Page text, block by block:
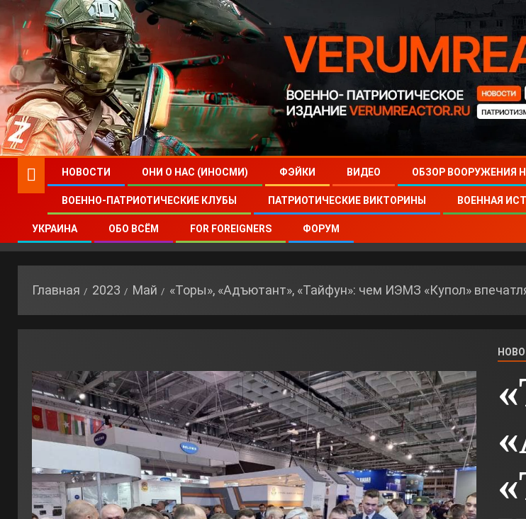
НОВОСТИ ОНИ О НАС (ИНОСМИ) ФЭЙКИ ВИДЕО ОБЗОР ВООРУЖЕНИЯ
ВОЕННО-ПАТРИОТИЧЕСКИЕ КЛУБЫ ПАТРИОТИЧЕСКИЕ ВИКТОРИНЫ ВОЕННАЯ
УКРАИНА ОБО ВСЁМ FOR FOREIGNERS ФОРУМ
Главная 2023 Май «Торы», «Адъютант», «Тайфун»: чем ИЭМЗ «Купол»